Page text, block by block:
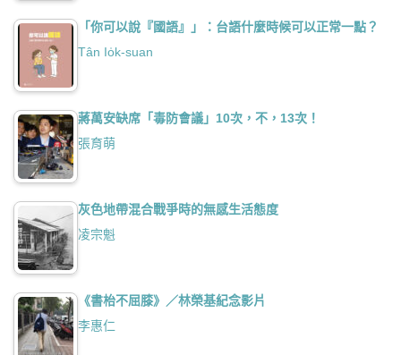
「你可以說『國語』」：台語什麼時候可以正常一點？
Tân Io̍k-suan
蔣萬安缺席「毒防會議」10次，不，13次！
張育萌
灰色地帶混合戰爭時的無感生活態度
凌宗魁
《書枱不屈膝》／林榮基紀念影片
李惠仁